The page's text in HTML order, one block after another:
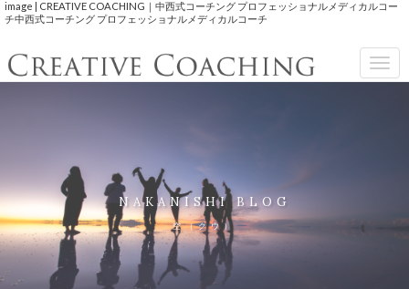
image | CREATIVE COACHING｜中西式コーチング プロフェッショナルメディカルコー
チ中西式コーチング プロフェッショナルメディカルコーチ
NAKANISHI BLOG
空（クウ）